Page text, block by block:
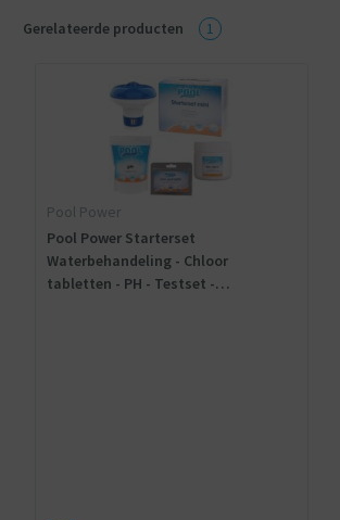
Gerelateerde producten 1
Pool Power
Pool Power Starterset
Waterbehandeling - Chloor
tabletten - PH - Testset -